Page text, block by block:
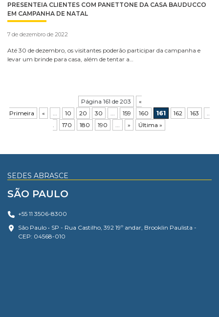
PRESENTEIA CLIENTES COM PANETTONE DA CASA BAUDUCCO
EM CAMPANHA DE NATAL
7 de dezembro de 2022
Até 30 de dezembro, os visitantes poderão participar da campanha e
levar um brinde para casa, além de tentar a…
Página 161 de 203
«
Primeira
« ... 10 20 30 ... 159 160 161 162 163
..
.
170 180 190 ... » Última »
SEDES ABRASCE
SÃO PAULO
+55 11 3506-8300
São Paulo • SP - Rua Castilho, 392 19º andar, Brooklin Paulista -
CEP: 04568-010